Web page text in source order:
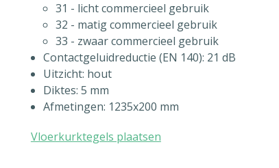
31 - licht commercieel gebruik
32 - matig commercieel gebruik
33 - zwaar commercieel gebruik
Contactgeluidreductie (EN 140): 21 dB
Uitzicht: hout
Diktes: 5 mm
Afmetingen: 1235x200 mm
Vloerkurktegels plaatsen